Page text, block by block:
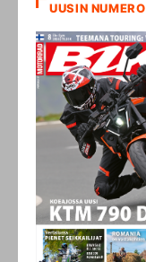
UUSIN NUMERO